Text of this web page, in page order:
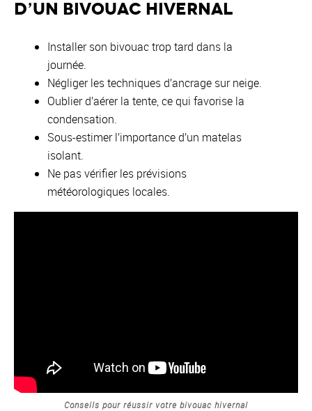
d’un bivouac hivernal
Installer son bivouac trop tard dans la
journée.
Négliger les techniques d’ancrage sur neige.
Oublier d’aérer la tente, ce qui favorise la
condensation.
Sous-estimer l’importance d’un matelas
isolant.
Ne pas vérifier les prévisions
météorologiques locales.
Conseils pour réussir votre bivouac hivernal